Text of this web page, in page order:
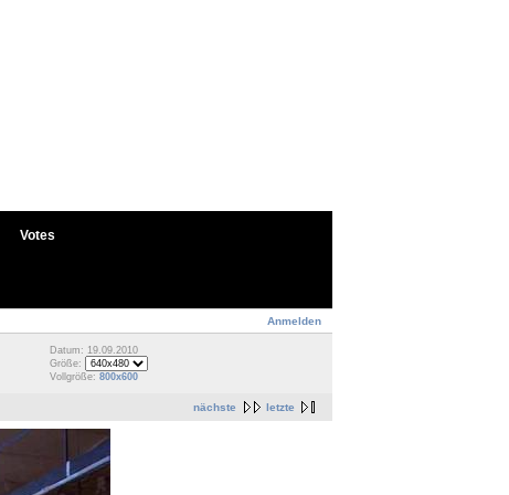
Votes
Anmelden
Datum: 19.09.2010
Größe:
Vollgröße: 800x600
nächste letzte